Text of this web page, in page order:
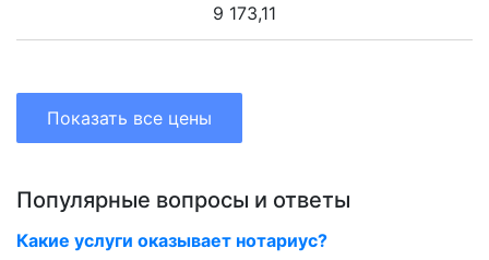
9 173,11
Показать все цены
Популярные вопросы и ответы
Какие услуги оказывает нотариус?